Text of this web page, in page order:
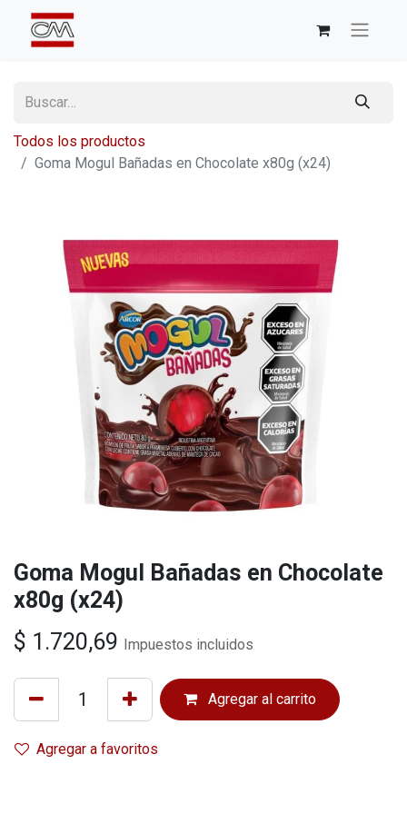
Todos los productos
Goma Mogul Bañadas en Chocolate x80g (x24)
Goma Mogul Bañadas en Chocolate
x80g (x24)
$ 1.720,69 Impuestos incluidos
Agregar al carrito
Agregar a favoritos